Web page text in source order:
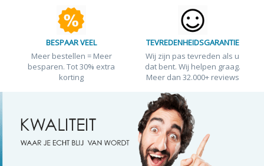
BESPAAR VEEL
Meer bestellen = Meer
besparen. Tot 30% extra
korting
TEVREDENHEIDSGARANTIE
Wij zijn pas tevreden als u
dat bent. Wij helpen graag.
Meer dan 32.000+ reviews